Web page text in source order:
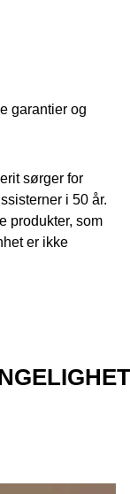
garantier og
sørger for
i 50 år.
produkter, som
er ikke